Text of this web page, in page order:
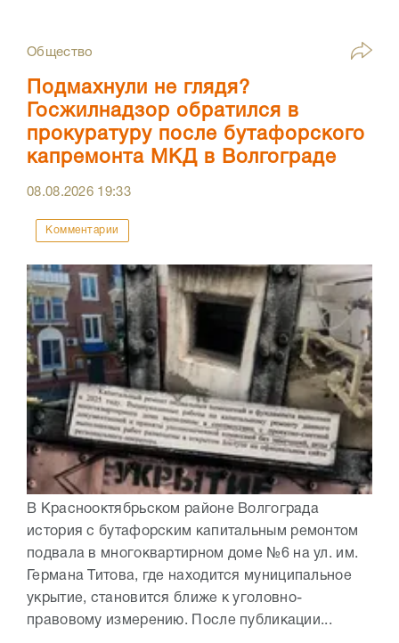
Общество
Подмахнули не глядя?
Госжилнадзор обратился в
прокуратуру после бутафорского
капремонта МКД в Волгограде
08.08.2026 19:33
Комментарии
В Краснооктябрьском районе Волгограда
история с бутафорским капитальным ремонтом
подвала в многоквартирном доме №6 на ул. им.
Германа Титова, где находится муниципальное
укрытие, становится ближе к уголовно-
правовому измерению. После публикации...